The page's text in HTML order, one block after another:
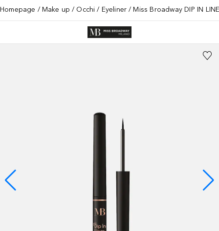
Homepage Make up Occhi Eyeliner Miss Broadway DIP IN